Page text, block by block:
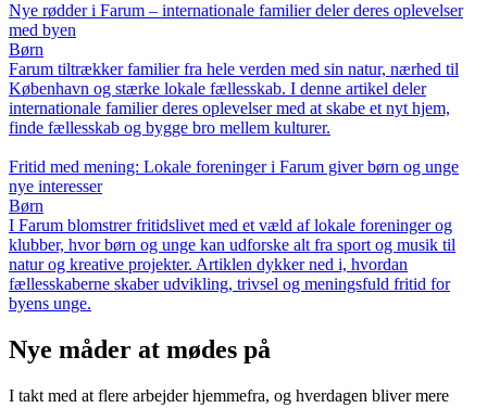
Nye rødder i Farum – internationale familier deler deres oplevelser
med byen
Børn
Farum tiltrækker familier fra hele verden med sin natur, nærhed til
København og stærke lokale fællesskab. I denne artikel deler
internationale familier deres oplevelser med at skabe et nyt hjem,
finde fællesskab og bygge bro mellem kulturer.
Fritid med mening: Lokale foreninger i Farum giver børn og unge
nye interesser
Børn
I Farum blomstrer fritidslivet med et væld af lokale foreninger og
klubber, hvor børn og unge kan udforske alt fra sport og musik til
natur og kreative projekter. Artiklen dykker ned i, hvordan
fællesskaberne skaber udvikling, trivsel og meningsfuld fritid for
byens unge.
Nye måder at mødes på
I takt med at flere arbejder hjemmefra, og hverdagen bliver mere